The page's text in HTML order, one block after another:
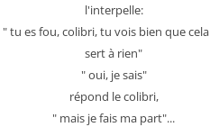
l'interpelle:
" tu es fou, colibri, tu vois bien que
sert à rien"
" oui, je sais"
répond le colibri,
" mais je fais ma part"...